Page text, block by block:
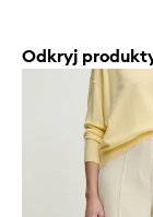
Odkryj